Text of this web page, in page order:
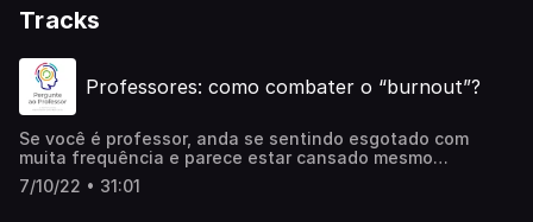
Tracks
Professores: como combater o “burnout”?
Se você é professor, anda se sentindo esgotado com
muita frequência e parece estar cansado mesmo
imediatamente após acordar depois de uma boa noite de
sono, é provável que esteja sofrendo os efeitos da
7/10/22 • 31:01